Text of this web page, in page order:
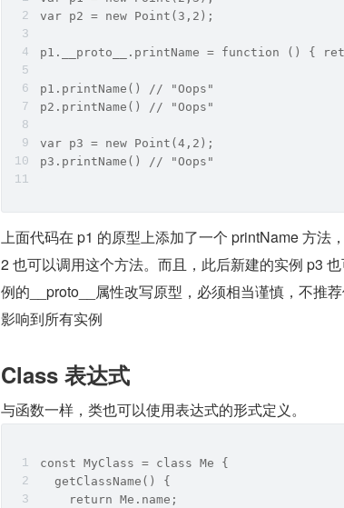
var p2 = new Point(3,2);
p1.__proto__.printName = function () {
p1.printName() // "Oops"
p2.printName() // "Oops"
var p3 = new Point(4,2);
p3.printName() // "Oops"
上面代码在 p1 的原型上添加了一个 printName 方法
2 也可以调用这个方法。而且，此后新建的实例 p3
例的__proto__属性改写原型，必须相当谨慎，不推
影响到所有实例
Class 表达式
与函数一样，类也可以使用表达式的形式定义。
const MyClass = class Me {
  getClassName() {
    return Me.name;